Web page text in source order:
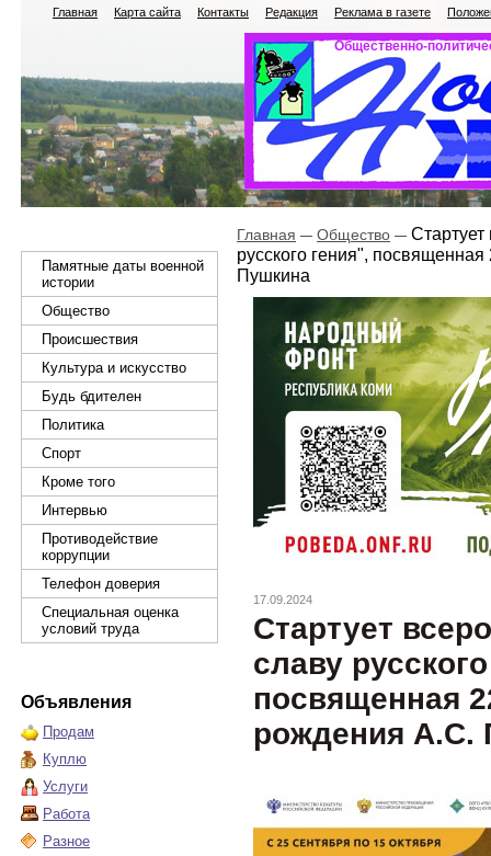
Главная Карта сайта Контакты Редакция Реклама в газете
Общественно-
Памятные даты военной
истории
Общество
Происшествия
Культура и искусство
Будь бдителен
Политика
Спорт
Кроме того
Интервью
Противодействие
коррупции
Телефон доверия
Специальная оценка
условий труда
Объявления
Продам
Куплю
Услуги
Работа
Разное
Главная Общество
русского гения",
Пушкина
17.09.2024
Стартует
славу
посвященная
рождения А.С.